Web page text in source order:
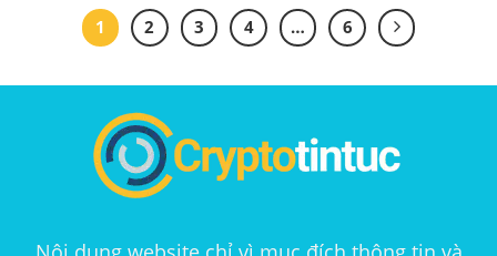
1 2 3 4 … 6